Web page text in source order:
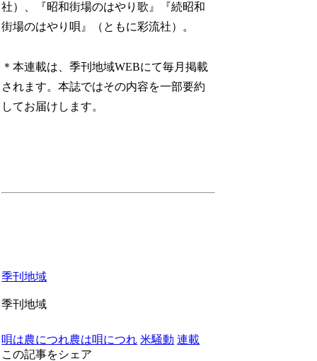
社）、『昭和街場のはやり歌』『続昭和
街場のはやり唄』（ともに彩流社）。
＊本連載は、季刊地域WEBにて毎月掲載
されます。本誌ではその内容を一部要約
してお届けします。
季刊地域
季刊地域
唄は農につれ農は唄につれ 米騒動 連載
この記事をシェア